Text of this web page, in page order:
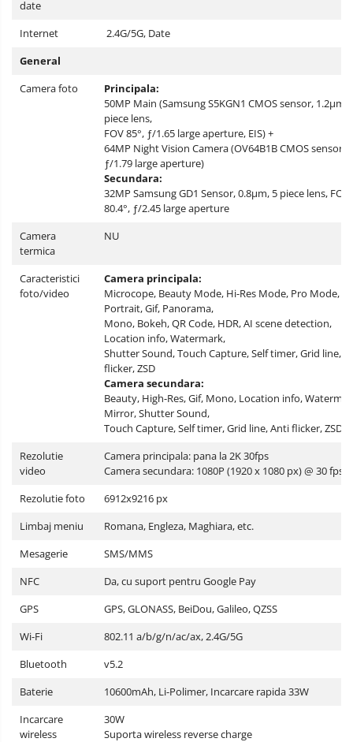
date
Internet
2.4G/5G, Date
General
Camera foto
Principala:
50MP Main (Samsung S5KGN1 CMOS sensor, 1.2μm,
piece lens,
FOV 85°, ƒ/1.65 large aperture, EIS) +
64MP Night Vision Camera (OV64B1B CMOS sensor,
ƒ/1.79 large aperture)
Secundara:
32MP Samsung GD1 Sensor, 0.8µm, 5 piece lens, FOV
80.4°, ƒ/2.45 large aperture
Camera
termica
NU
Caracteristici
foto/video
Camera principala:
Microcope, Beauty Mode, Hi-Res Mode, Pro Mode,
Portrait, Gif, Panorama,
Mono, Bokeh, QR Code, HDR, AI scene detection,
Location info, Watermark,
Shutter Sound, Touch Capture, Self timer, Grid line,
flicker, ZSD
Camera secundara:
Beauty, High-Res, Gif, Mono, Location info,
Mirror, Shutter Sound,
Touch Capture, Self timer, Grid line, Anti flicker, ZSD
Rezolutie
video
Camera principala: pana la 2K 30fps
Camera secundara: 1080P (1920 x 1080 px) @ 30 fps
Rezolutie foto
6912x9216 px
Limbaj meniu
Romana, Engleza, Maghiara, etc.
Mesagerie
SMS/MMS
NFC
Da, cu suport pentru Google Pay
GPS
GPS, GLONASS, BeiDou, Galileo, QZSS
Wi-Fi
802.11 a/b/g/n/ac/ax, 2.4G/5G
Bluetooth
v5.2
Baterie
10600mAh, Li-Polimer, Incarcare rapida 33W
Incarcare
wireless
30W
Suporta wireless reverse charge